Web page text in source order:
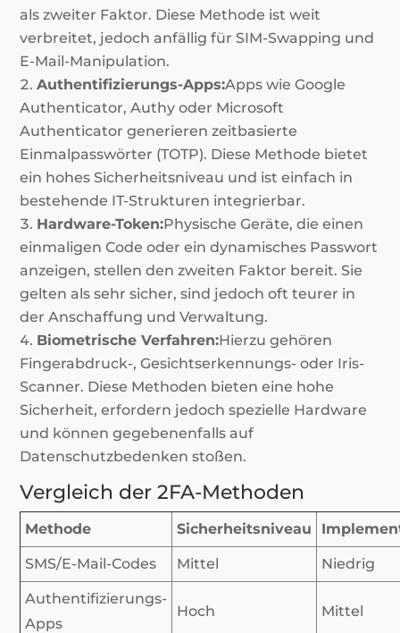
als zweiter Faktor. Diese Methode ist weit
verbreitet, jedoch anfällig für SIM-Swapping und
E-Mail-Manipulation.
Authentifizierungs-Apps:Apps wie Google
Authenticator, Authy oder Microsoft
Authenticator generieren zeitbasierte
Einmalpasswörter (TOTP). Diese Methode bietet
ein hohes Sicherheitsniveau und ist einfach in
bestehende IT-Strukturen integrierbar.
Hardware-Token:Physische Geräte, die einen
einmaligen Code oder ein dynamisches Passwort
anzeigen, stellen den zweiten Faktor bereit. Sie
gelten als sehr sicher, sind jedoch oft teurer in
der Anschaffung und Verwaltung.
Biometrische Verfahren:Hierzu gehören
Fingerabdruck-, Gesichtserkennungs- oder Iris-
Scanner. Diese Methoden bieten eine hohe
Sicherheit, erfordern jedoch spezielle Hardware
und können gegebenenfalls auf
Datenschutzbedenken stoßen.
Vergleich der 2FA-Methoden
Methode Sicherheitsniveau
SMS/E-Mail-Codes Mittel Niedrig
Authentifizierungs-
Apps
Hoch Mittel